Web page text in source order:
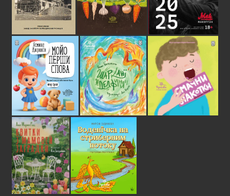
Новинско-видавательна установа „Руске
слово”
Адреса: Футожска 2/III,
21 000 Нови Сад
E-mail: office@ruskeslovo.com
+381(21)6613-697
+381(25)703-311
rutenpres@gmail.com
ИМПРЕСУМ